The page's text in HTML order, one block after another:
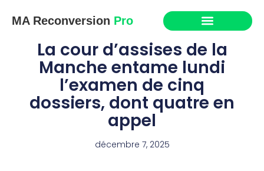
MA Reconversion Pro
La cour d’assises de la
Manche entame lundi
l’examen de cinq
dossiers, dont quatre en
appel
décembre 7, 2025